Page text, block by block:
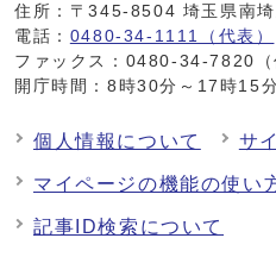
住所：〒345-8504 埼玉県南
電話： 0480-34-1111（代表）
ファックス：0480-34-7820（
開庁時間：8時30分～17時15
個人情報について サ
マイページの機能の使い
記事ID検索について